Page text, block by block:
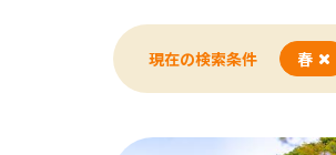
現在の検索条件 春